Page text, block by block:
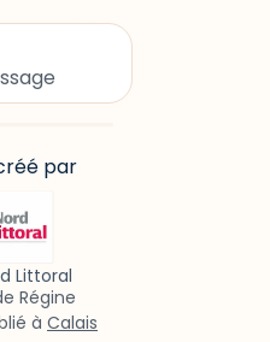
par
Littoral
Régine
à Calais